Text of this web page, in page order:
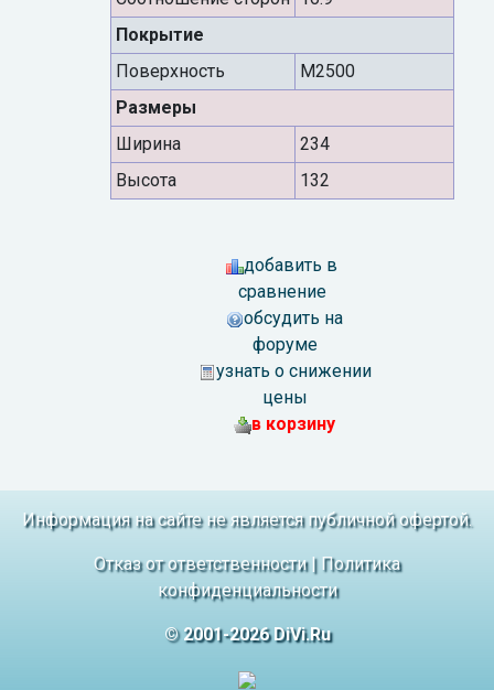
Покрытие
Поверхность
M2500
Размеры
Ширина
234
Высота
132
добавить в
сравнение
обсудить на
форуме
узнать о снижении
цены
в корзину
Информация на сайте не является публичной офертой.
Отказ от ответственности| Политика
конфиденциальности
© 2001-2026 DiVi.Ru